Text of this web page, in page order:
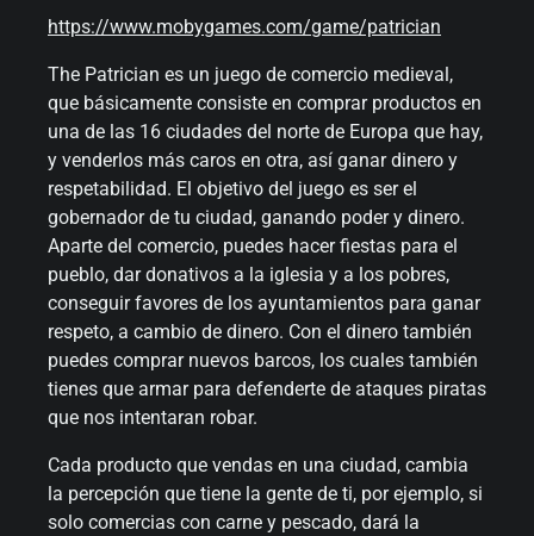
https://www.mobygames.com/game/patrician
The Patrician es un juego de comercio medieval,
que básicamente consiste en comprar productos en
una de las 16 ciudades del norte de Europa que hay,
y venderlos más caros en otra, así ganar dinero y
respetabilidad. El objetivo del juego es ser el
gobernador de tu ciudad, ganando poder y dinero.
Aparte del comercio, puedes hacer fiestas para el
pueblo, dar donativos a la iglesia y a los pobres,
conseguir favores de los ayuntamientos para ganar
respeto, a cambio de dinero. Con el dinero también
puedes comprar nuevos barcos, los cuales también
tienes que armar para defenderte de ataques piratas
que nos intentaran robar.
Cada producto que vendas en una ciudad, cambia
la percepción que tiene la gente de ti, por ejemplo, si
solo comercias con carne y pescado, dará la